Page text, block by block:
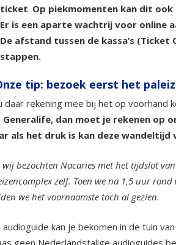
ticket. Op piekmomenten kan dit ook
Er is een aparte wachtrij voor online
De afstand tussen de kassa’s
stappen.
tip: bezoek eerst het
daar rekening mee bij het op voorhand
Generalife, dan moet je rekenen op
als het druk is kan deze wandeltijd
wij bezochten Nacaries met het tijdslot
zelf. Toen we na 1,5 uur
we het voornaamste toch al gezien.
audioguide kan je bekomen in de tuin